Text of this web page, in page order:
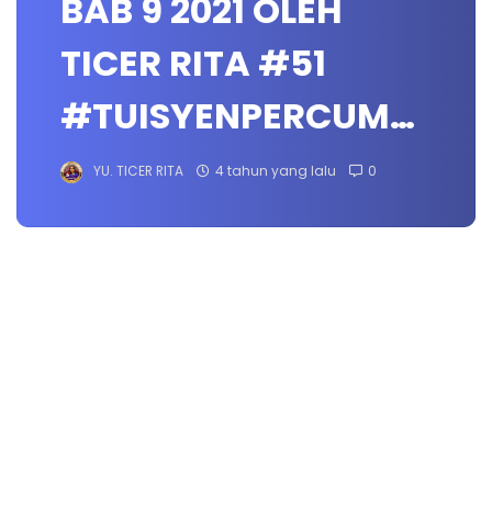
BAB 9 2021 OLEH
TICER RITA #51
#TUISYENPERCUM…
YU. TICER RITA 4 tahun yang lalu 0